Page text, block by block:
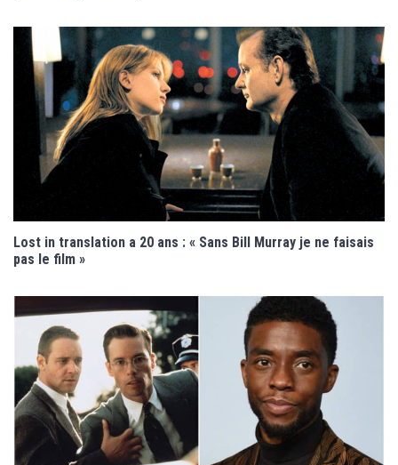
Lost in translation a 20 ans : « Sans Bill Murray je ne faisais
pas le film »